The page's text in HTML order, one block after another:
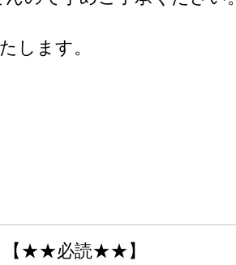
します。
【★★必読★★】